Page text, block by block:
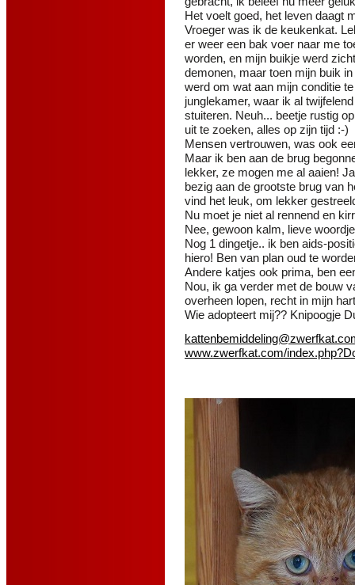
Het voelt goed, het leven daagt
Vroeger was ik de keukenkat.
er weer een bak voer naar me
worden, en mijn buikje werd
demonen, maar toen mijn buik
werd om wat aan mijn conditie
junglekamer, waar ik al
stuiteren. Neuh... beetje rustig
uit te zoeken, alles op zijn tijd :-)
Mensen vertrouwen, was ook
Maar ik ben aan de brug
lekker, ze mogen me al aaien!
bezig aan de grootste brug van
vind het leuk, om lekker
Nu moet je niet al rennend en
Nee, gewoon kalm, lieve
Nog 1 dingetje.. ik ben aids-
hiero! Ben van plan oud te
Andere katjes ook prima, ben
Nou, ik ga verder met de bouw
overheen lopen, recht in mijn
Wie adopteert mij?? Knipoogje
www.zwerfkat.com/